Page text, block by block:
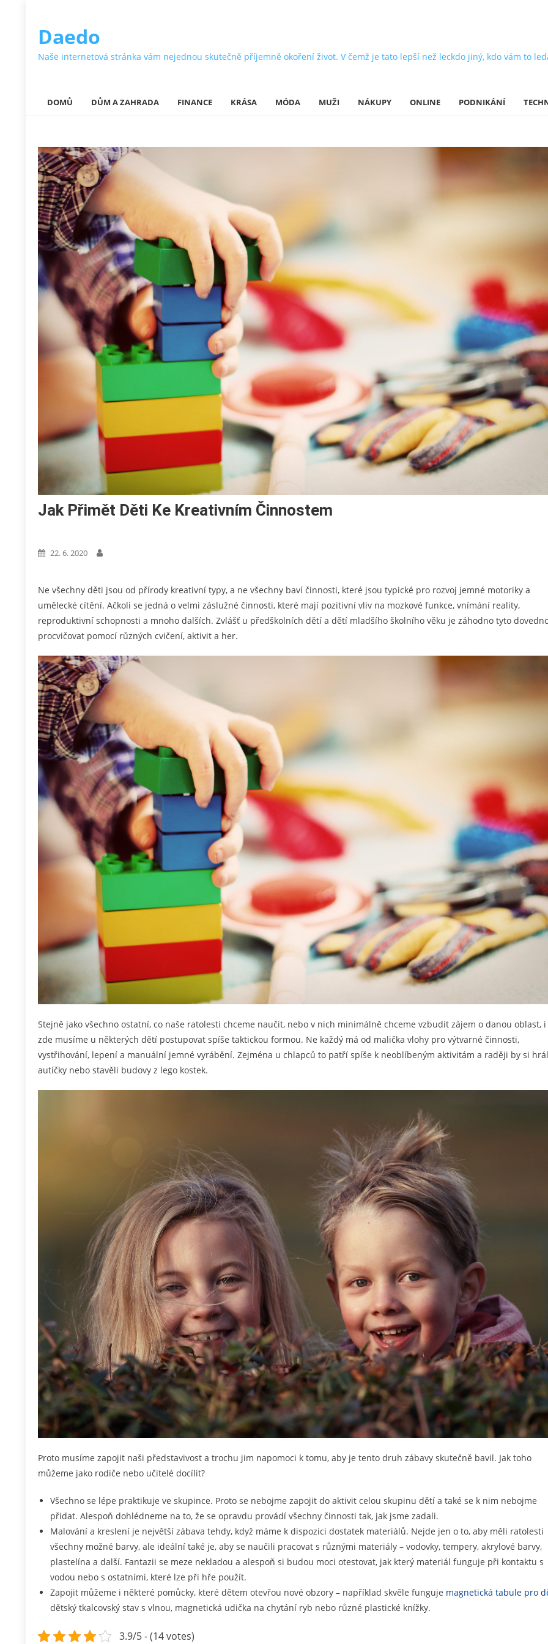
Daedo
Naše internetová stránka vám nejednou skutečně příjemně okoření život. V čemž je tato lepší než leckdo jiný, kdo vám to
DOMŮ DŮM A ZAHRADA FINANCE KRÁSA MÓDA MUŽI NÁKUPY ONLINE PODNIKÁNÍ
Jak Přimět Děti Ke Kreativním Činnostem
22. 6. 2020
Ne všechny děti jsou od přírody kreativní typy, a ne všechny baví činnosti, které jsou typické pro rozvoj jemné motoriky a
umělecké cítění. Ačkoli se jedná o velmi záslužné činnosti, které mají pozitivní vliv na mozkové funkce, vnímání reality,
reproduktivní schopnosti a mnoho dalších. Zvlášť u předškolních dětí a dětí mladšího školního věku je záhodno tyto
procvičovat pomocí různých cvičení, aktivit a her.
Stejně jako všechno ostatní, co naše ratolesti chceme naučit, nebo v nich minimálně chceme vzbudit zájem o danou oblast, i
zde musíme u některých dětí postupovat spíše taktickou formou. Ne každý má od malička vlohy pro výtvarné činnosti,
vystřihování, lepení a manuální jemné vyrábění. Zejména u chlapců to patří spíše k neoblíbeným aktivitám a raději by si
autíčky nebo stavěli budovy z lego kostek.
Proto musíme zapojit naši představivost a trochu jim napomoci k tomu, aby je tento druh zábavy skutečně bavil. Jak toho
můžeme jako rodiče nebo učitelé docílit?
Všechno se lépe praktikuje ve skupince. Proto se nebojme zapojit do aktivit celou skupinu dětí a také se k nim nebojme
přidat. Alespoň dohlédneme na to, že se opravdu provádí všechny činnosti tak, jak jsme zadali.
Malování a kreslení je největší zábava tehdy, když máme k dispozici dostatek materiálů. Nejde jen o to, aby měli ratolesti
všechny možné barvy, ale ideální také je, aby se naučili pracovat s různými materiály – vodovky, tempery, akrylové barvy,
plastelína a další. Fantazii se meze nekladou a alespoň si budou moci otestovat, jak který materiál funguje při kontaktu s
vodou nebo s ostatními, které lze při hře použít.
Zapojit můžeme i některé pomůcky, které dětem otevřou nové obzory – například skvěle funguje magnetická tabule pro
dětský tkalcovský stav s vlnou, magnetická udička na chytání ryb nebo různé plastické knížky.
3.9/5 - (14 votes)